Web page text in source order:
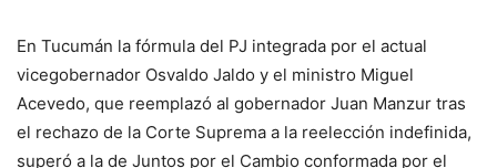
En Tucumán la fórmula del PJ integrada por el actual
vicegobernador Osvaldo Jaldo y el ministro Miguel
Acevedo, que reemplazó al gobernador Juan Manzur tras
el rechazo de la Corte Suprema a la reelección indefinida,
superó a la de Juntos por el Cambio conformada por el